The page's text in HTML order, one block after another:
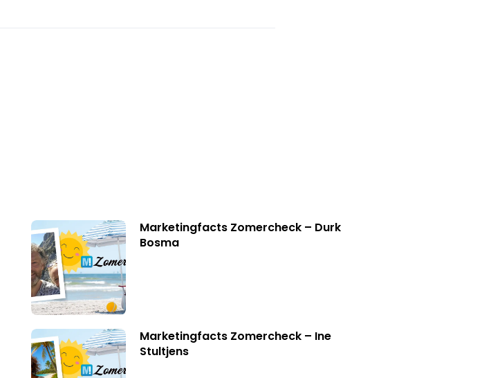
Marketingfacts Zomercheck – Durk
Bosma
Marketingfacts Zomercheck – Ine
Stultjens